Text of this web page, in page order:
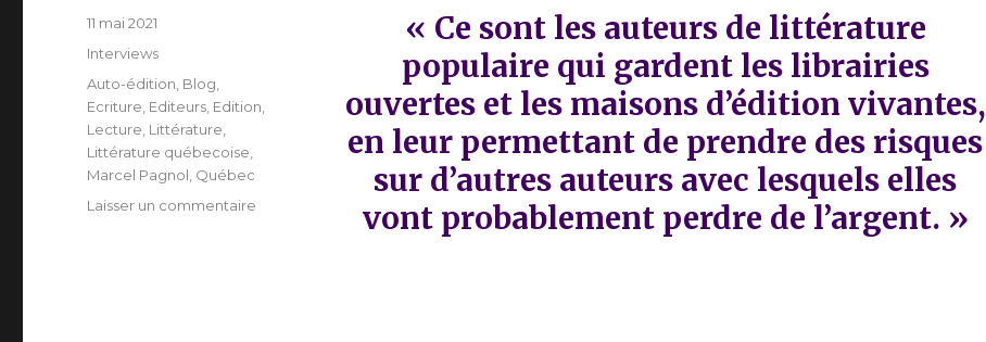
« Ce sont les auteurs de littérature
populaire qui gardent les librairies
ouvertes et les maisons d’édition vivantes,
en leur permettant de prendre des risques
sur d’autres auteurs avec lesquels elles
vont probablement perdre de l’argent. »
Publié
11 mai 2021
Catégories
Interviews
Étiquettes
Auto-édition Blog
Ecriture Editeurs Edition
Lecture Littérature
Littérature québecoise
Marcel Pagnol Québec
Laisser un commentaire